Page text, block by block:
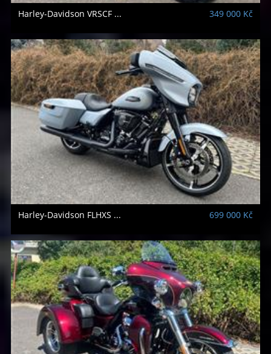
Harley-Davidson VRSCF ... 349 000 Kč
Harley-Davidson FLHXS ... 699 000 Kč